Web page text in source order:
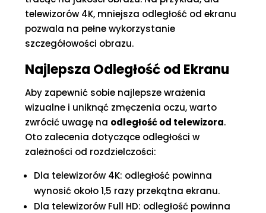
telewizorów 4K, mniejsza odległość od ekranu
pozwala na pełne wykorzystanie
szczegółowości obrazu.
Najlepsza Odległość od Ekranu
Aby zapewnić sobie najlepsze wrażenia
wizualne i uniknąć zmęczenia oczu, warto
zwrócić uwagę na odległość od telewizora.
Oto zalecenia dotyczące odległości w
zależności od rozdzielczości:
Dla telewizorów 4K: odległość powinna
wynosić około 1,5 razy przekątna ekranu.
Dla telewizorów Full HD: odległość powinna